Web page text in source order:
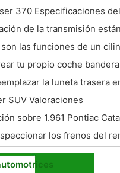
370 Especificaciones
de la transmisión
las funciones de un
frenos en un 1993 Ford
tu propio coche bandera
la luneta trasera
SL2
SUV Valoraciones
sobre 1.961 Pontiac
los frenos del